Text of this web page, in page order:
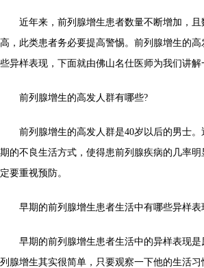
近年来，前列腺增生患者数量不断增加，且
高，此类患者务必要提高警惕。前列腺增生的
些异样表现，下面就由佛山名仕医师为我们讲解
前列腺增生的高发人群有哪些?
前列腺增生的高发人群是40岁以后的男士。
期的不良生活方式，使得患前列腺疾病的几率
定要重视预防。
早期的前列腺增生患者生活中有哪些异样表
早期的前列腺增生患者生活中的异样表现是
列腺增生其实很简单，只要观察一下他的生活